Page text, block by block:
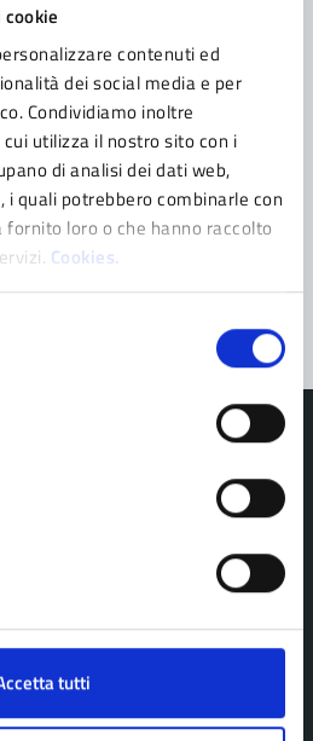
contenuti ed
dei social media e per
Condividiamo inoltre
utilizza il nostro sito con i
di analisi dei dati web,
i quali potrebbero combinarle con
loro o che hanno raccolto
Cookies.
tutti
frequenti